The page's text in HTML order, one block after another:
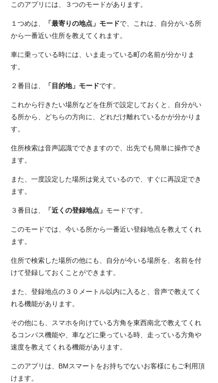
このアプリには、３つのモードがあります。
１つめは、 「最寄りの地点」モードで、これは、自分がいる所
から一番近い住所を教えてくれます。
車に乗っている時には、いま走っている町の名前が分かりま
す。
２番目は、 「目的地」モードです。
これから行きたい場所などを住所で設定しておくと、自分がい
る所から、どちらの方向に、どれだけ離れているかが分かりま
す。
住所検索は音声認識でできますので、出先でも簡単に操作でき
ます。
また、一度設定した場所は覚えているので、すぐに再設定でき
ます。
３番目は、 「近くの登録地点」 モードです。
このモードでは、今いる所から一番近い登録地点を教えてくれ
ます。
住所で検索した場所の他にも、自分が今いる場所を、名前を付
けて登録しておくことができます。
また、登録地点の３０メートル以内に入ると、音声で教えてく
れる機能があります。
その他にも、スマホを向けている方角を東西南北で教えてくれ
るコンパス機能や、車などに乗っている時、走っている方角や
速度を教えてくれる機能があります。
このアプリは、BMスマートをお持ちでないお客様にもご利用頂
けます。